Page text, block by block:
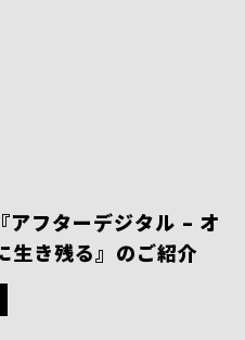
フターデジタル – オ
生き残る』のご紹介